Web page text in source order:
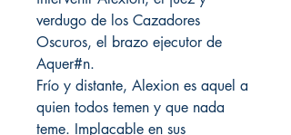
verdugo de los Cazadores
Oscuros, el brazo ejecutor de
Aquer#n.
Frío y distante, Alexion es aquel a
quien todos temen y que nada
teme. Implacable en sus